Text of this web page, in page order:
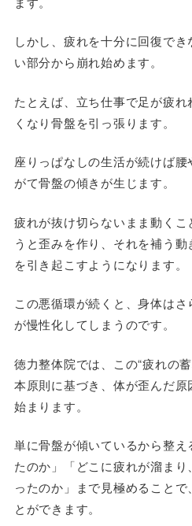
しかし、疲れを十分に回復で
い部分から崩れ始めます。
たとえば、立ち仕事で足が疲
くなり骨盤を引っ張ります。
座りっぱなしの生活が続けば
がて骨盤の傾きが生じます。
疲れが抜け切らないまま動く
うと歪みを作り、それを補う
を引き起こすようになります。
この悪循環が続くと、身体は
が慢性化してしまうのです。
徳力整体院では、この“疲れの
本原則に基づき、体が歪んだ
始まります。
単に骨盤が傾いているから整
たのか」「どこに疲れが溜ま
ったのか」まで見極めること
とができます。